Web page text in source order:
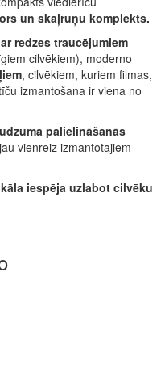
un skaļruņu komplekts.
redzes traucējumiem
cilvēkiem), moderno
, cilvēkiem, kuriem filmas,
izmantošana ir viena no
palielināšanās
vienreiz izmantotajiem
iespēja uzlabot cilvēku